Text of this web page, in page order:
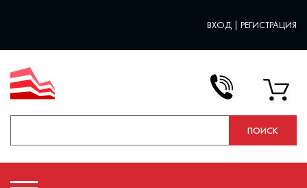
ВХОД | РЕГИСТРАЦИЯ